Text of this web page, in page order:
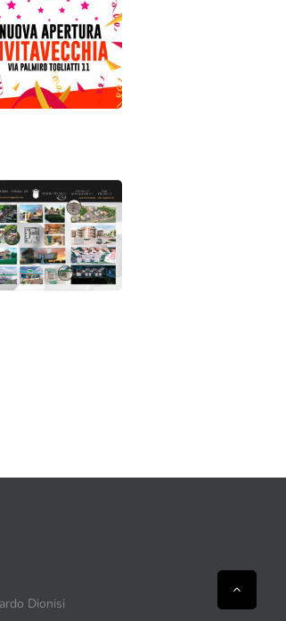
Dionisi